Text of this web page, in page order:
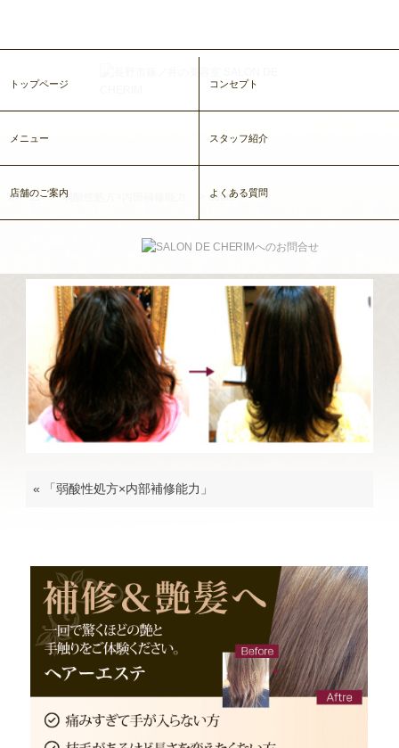
トップページ コンセプト
メニュー スタッフ紹介
店舗のご案内 よくある質問
ホーム>「弱酸性処方×内部補修能力」 esute
« 「弱酸性処方×内部補修能力」